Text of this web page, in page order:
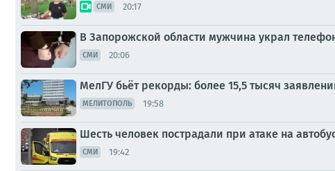
СМИ 20:17
В Запорожской области мужчина украл
СМИ 20:06
МелГУ бьёт рекорды: более 15,5 тысяч
МЕЛИТОПОЛЬ 19:58
Шесть человек пострадали при атаке на
СМИ 19:42